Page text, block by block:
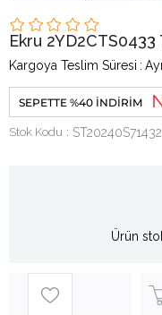
Ekru 2YD2CTS0433
Kargoya Teslim Süresi :
SEPETTE %40 İNDIRIM
Stok Kodu
Ürün